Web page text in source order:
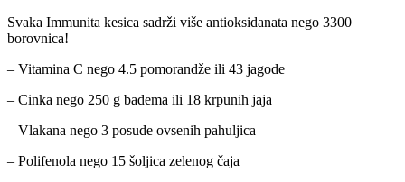
Svaka Immunita kesica sadrži više antioksidanata nego 3300
borovnica!
– Vitamina C nego 4.5 pomorandže ili 43 jagode
– Cinka nego 250 g badema ili 18 krpunih jaja
– Vlakana nego 3 posude ovsenih pahuljica
– Polifenola nego 15 šoljica zelenog čaja